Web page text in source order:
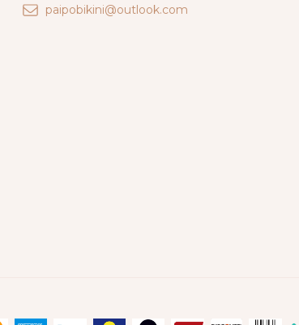
paipobikini@outlook.com